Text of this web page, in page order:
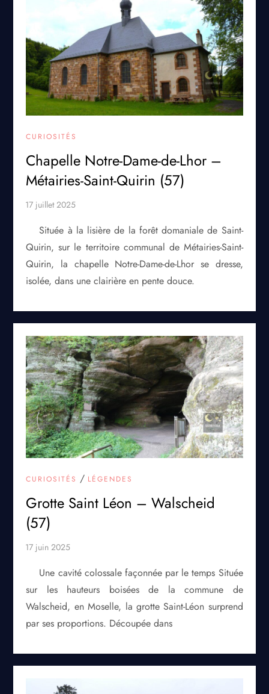
CURIOSITÉS
Chapelle Notre-Dame-de-Lhor –
Métairies-Saint-Quirin (57)
Située à la lisière de la forêt domaniale de Saint-
Quirin, sur le territoire communal de Métairies-Saint-
Quirin, la chapelle Notre-Dame-de-Lhor se dresse,
isolée, dans une clairière en pente douce.
CURIOSITÉS / LÉGENDES
Grotte Saint Léon – Walscheid
(57)
Une cavité colossale façonnée par le temps Située
sur les hauteurs boisées de la commune de
Walscheid, en Moselle, la grotte Saint-Léon surprend
par ses proportions. Découpée dans